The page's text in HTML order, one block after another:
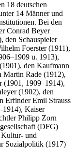
18 deutschen
14 Männer und
Bei den
Conrad Beyer
den Schauspieler
Foerster (1911),
u. 1913),
den Kaufmann
Martin Rade (1912),
(1901, 1909–1914),
(1902), den
Erfinder Emil Strauss
Kaiser
Philipp Zorn
(DFG)
und
Sozialpolitik (1917)